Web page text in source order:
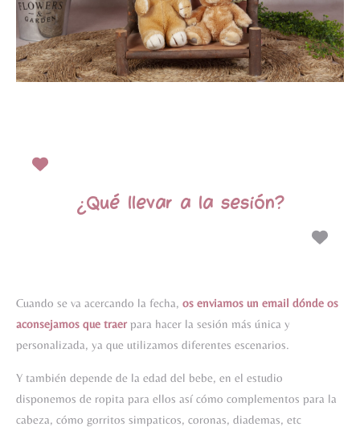
¿Qué llevar a la sesión?
Cuando se va acercando la fecha, os enviamos un email dónde os
aconsejamos que traerpara hacer la sesión más única y
personalizada, ya que utilizamos diferentes escenarios.
Y también depende de la edad del bebe, en el estudio
disponemos de ropita para ellos así cómo complementos para la
cabeza, cómo gorritos simpaticos, coronas, diademas, etc